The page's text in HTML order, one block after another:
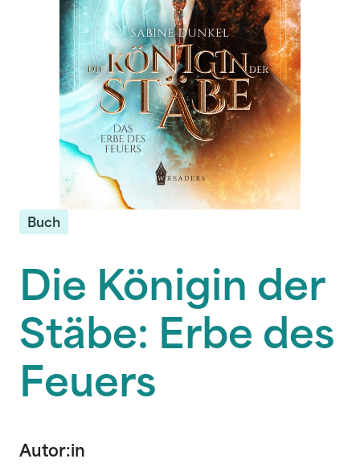
Buch
Die Königin der
Stäbe: Erbe des
Feuers
Autor:in